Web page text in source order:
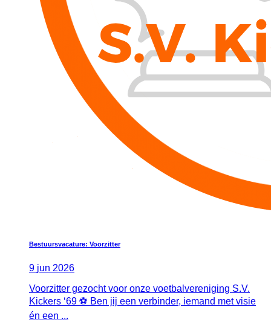
Bestuursvacature: Voorzitter
9 jun 2026
Voorzitter gezocht voor onze voetbalvereniging S.V.
Kickers ‘69 ⚽ Ben jij een verbinder, iemand met visie
én een ...